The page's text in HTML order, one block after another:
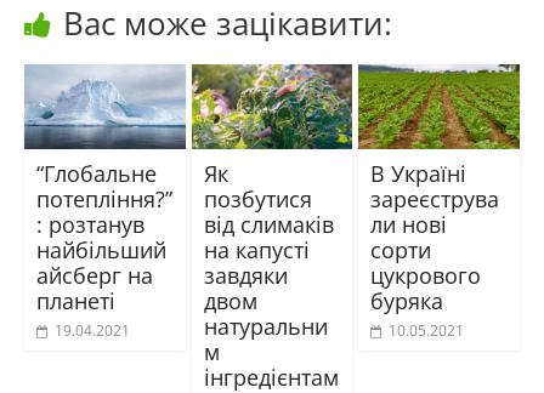
Вас може зацікавити:
“Глобальне
потепління?”
: розтанув
найбільший
айсберг на
планеті
19.04.2021
Як
позбутися
від слимаків
на капусті
завдяки
двом
натуральни
м
інгредієнтам
В Україні
зареєструва
ли нові
сорти
цукрового
буряка
10.05.2021